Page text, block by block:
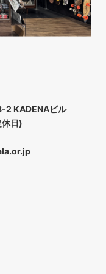
2 KADENAビル
日)